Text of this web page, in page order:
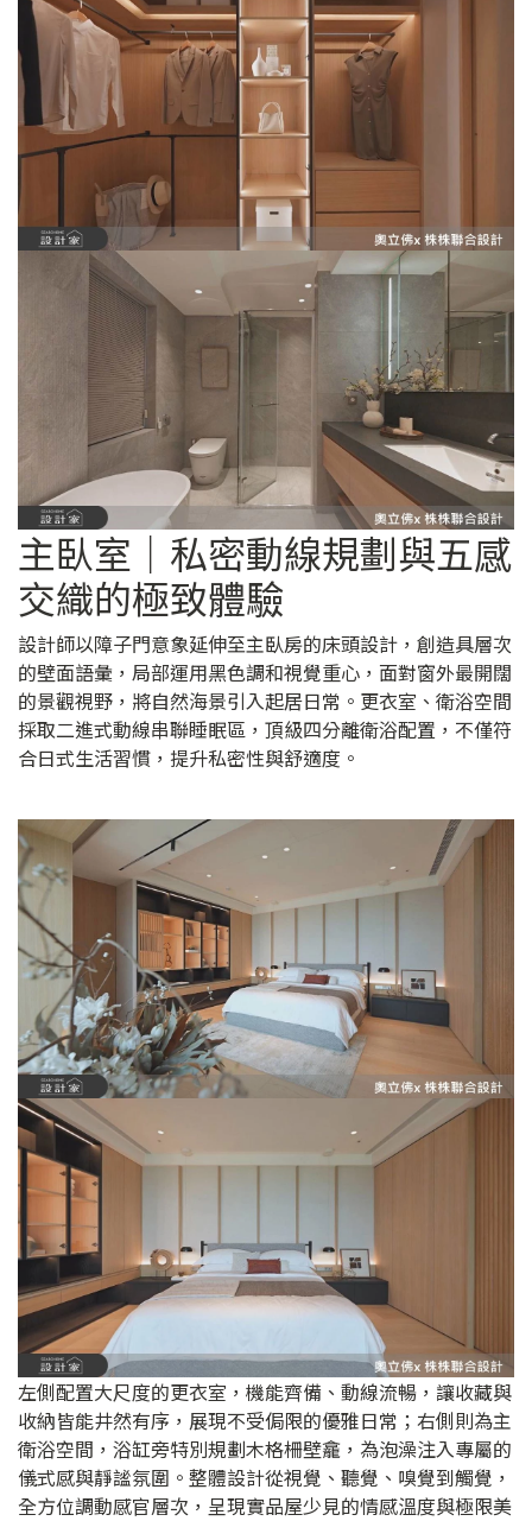
主臥室｜私密動線規劃與五感
交織的極致體驗
設計師以障子門意象延伸至主臥房的床頭設計，創造具層次
的壁面語彙，局部運用黑色調和視覺重心，面對窗外最開闊
的景觀視野，將自然海景引入起居日常。更衣室、衛浴空間
採取二進式動線串聯睡眠區，頂級四分離衛浴配置，不僅符
合日式生活習慣，提升私密性與舒適度。
左側配置大尺度的更衣室，機能齊備、動線流暢，讓收藏與
收納皆能井然有序，展現不受侷限的優雅日常；右側則為主
衛浴空間，浴缸旁特別規劃木格柵壁龕，為泡澡注入專屬的
儀式感與靜謐氛圍。整體設計從視覺、聽覺、嗅覺到觸覺，
全方位調動感官層次，呈現實品屋少見的情感溫度與極限美